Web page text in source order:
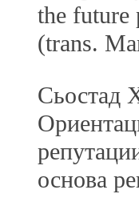
the future
(trans.
Сьостад
основа